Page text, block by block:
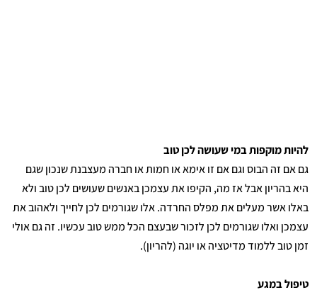
להיות מוקפות במי שעושה לכן טוב
גם אם זה הבוס וגם אם זו אימא או חמות או חברה מעצבנת שנכון שגם
היא בהריון אבל אז מה, הקיפו את עצמכן באנשים שעושים לכן טוב ולא
באלו אשר מעלים את מפלס החרדה. אלו שגורמים לכן לחייך ולאהוב את
עצמכן ואלו שגורמים לכן לזכור שבעצם הכל ממש טוב עכשיו. זה גם אולי
זמן טוב ללמוד מדיטציה או יוגה (להריון).
טיפול במגע